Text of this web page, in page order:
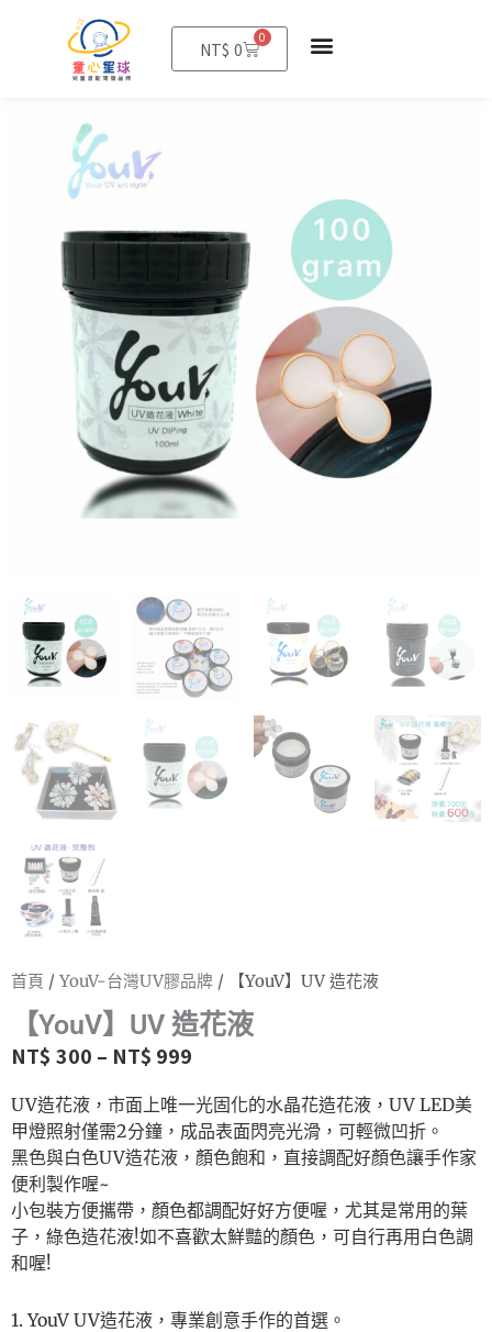
NT$ 0
0
購
物
首頁 / YouV-台灣UV膠品牌 / 【YouV】UV 造花液
【YouV】UV 造花液
NT$ 300 – NT$ 999
UV造花液，市面上唯一光固化的水晶花造花液，UV LED美
甲燈照射僅需2分鐘，成品表面閃亮光滑，可輕微凹折。
黑色與白色UV造花液，顏色飽和，直接調配好顏色讓手作家
便利製作喔~
小包裝方便攜帶，顏色都調配好好方便喔，尤其是常用的葉
子，綠色造花液!如不喜歡太鮮豔的顏色，可自行再用白色調
和喔!
1. YouV UV造花液，專業創意手作的首選。